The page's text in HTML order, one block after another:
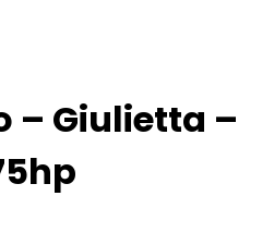
– Giulietta –